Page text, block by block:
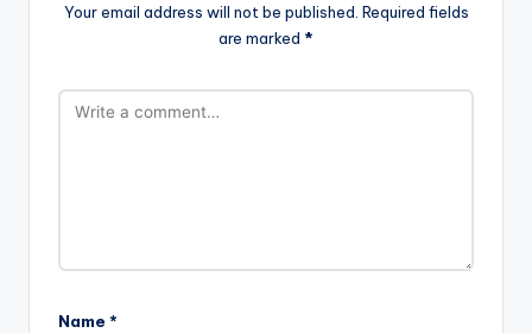
Your email address will not be published. Required fields
are marked *
Name *